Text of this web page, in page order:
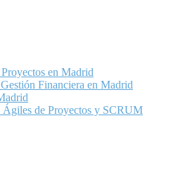
en Madrid
Financiera en Madrid
Ágiles de Proyectos y SCRUM